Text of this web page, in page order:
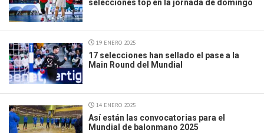
selecciones top en la jornada de domingo
19 ENERO 2025
17 selecciones han sellado el pase a la
Main Round del Mundial
14 ENERO 2025
Así están las convocatorias para el
Mundial de balonmano 2025